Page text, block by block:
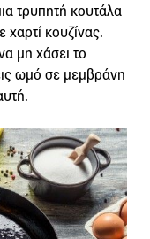
τρυπητή κουτάλα
χαρτί κουζίνας.
μη χάσει το
ωμό σε μεμβράνη